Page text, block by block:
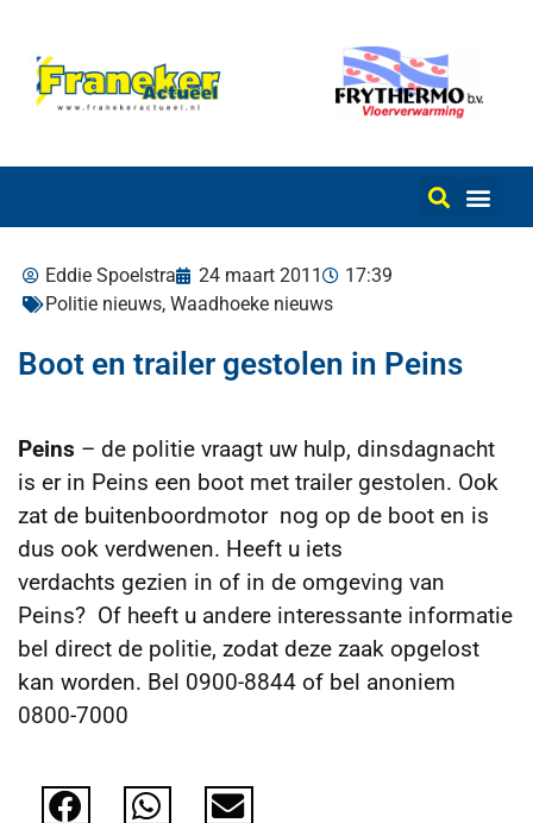
Eddie Spoelstra 24 maart 2011
17:39
Politie nieuws, Waadhoeke nieuws
Boot en trailer gestolen in Peins
Peins – de politie vraagt uw hulp, dinsdagnacht
is er in Peins een boot met trailer gestolen. Ook
zat de buitenboordmotor nog op de boot en is
dus ook verdwenen. Heeft u iets
verdachts gezien in of in de omgeving van
Peins? Of heeft u andere interessante informatie
bel direct de politie, zodat deze zaak opgelost
kan worden. Bel 0900-8844 of bel anoniem
0800-7000